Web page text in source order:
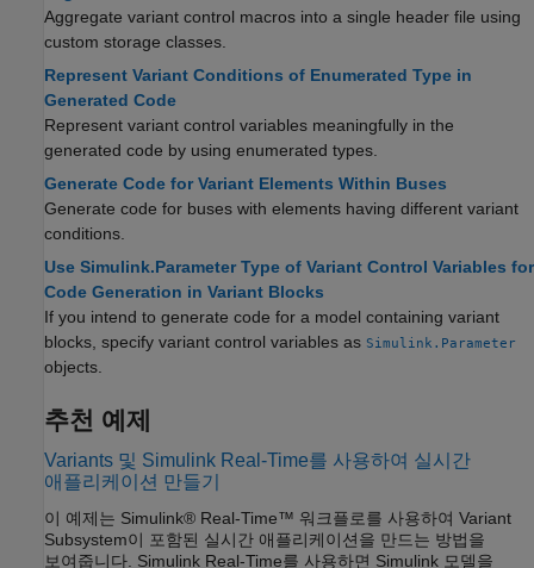
Aggregate variant control macros into a single header file using
custom storage classes.
Represent Variant Conditions of Enumerated Type in
Generated Code
Represent variant control variables meaningfully in the
generated code by using enumerated types.
Generate Code for Variant Elements Within Buses
Generate code for buses with elements having different variant
conditions.
Use Simulink.Parameter Type of Variant Control Variables for
Code Generation in Variant Blocks
If you intend to generate code for a model containing variant
blocks, specify variant control variables as Simulink.Parameter
objects.
추천 예제
Variants 및 Simulink Real-Time를 사용하여 실시간
애플리케이션 만들기
이 예제는 Simulink® Real-Time™ 워크플로를 사용하여 Variant
Subsystem이 포함된 실시간 애플리케이션을 만드는 방법을
보여줍니다. Simulink Real-Time를 사용하면 Simulink 모델을